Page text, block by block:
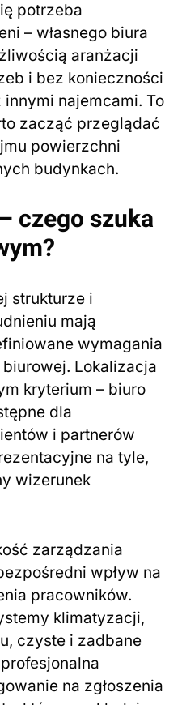
potrzeba
– własnego biura
aranżacji
i bez konieczności
najemcami. To
zacząć przeglądać
powierzchni
budynkach.
czego szuka
strukturze i
mają
wymagania
Lokalizacja
kryterium – biuro
dla
i partnerów
na tyle,
wizerunek
zarządzania
wpływ na
pracowników.
klimatyzacji,
czyste i zadbane
na zgłoszenia